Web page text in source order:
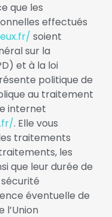
que les
effectués
soient
sur la
et à la loi
politique de
au traitement
internet
. Elle vous
traitements
les
que leur durée de
éventuelle de